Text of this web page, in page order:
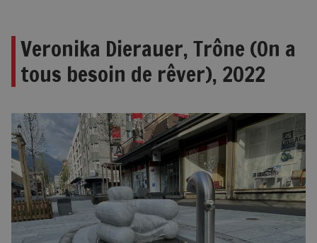
Veronika Dierauer, Trône (On a
tous besoin de rêver), 2022